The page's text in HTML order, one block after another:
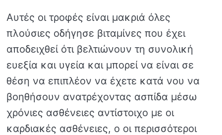
Αυτές οι τροφές είναι μακριά όλες
πλούσιες οδήγησε βιταμίνες που έχει
αποδειχθεί ότι βελτιώνουν τη συνολική
ευεξία και υγεία και μπορεί να είναι σε
θέση να επιπλέον να έχετε κατά νου να
βοηθήσουν ανατρέχοντας ασπίδα μέσω
χρόνιες ασθένειες αντίστοιχο με οι
καρδιακές ασθένειες, ο οι περισσότεροι